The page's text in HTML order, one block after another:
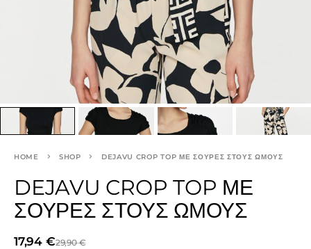
HOME SHOP DEJAVU CROP TOP ΜΕ ΣΟΎΡΕΣ ΣΤΟΥΣ ΏΜΟΥΣ
DEJAVU CROP TOP ΜΕ
ΣΟΎΡΕΣ ΣΤΟΥΣ ΏΜΟΥΣ
29,90€
17,94 €